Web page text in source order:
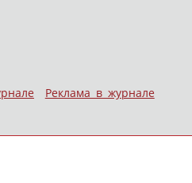
Реклама в журнале